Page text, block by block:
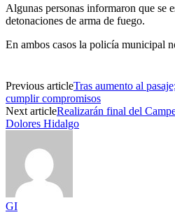
Algunas personas informaron que se
detonaciones de arma de fuego.
En ambos casos la policía municipal
Previous articleTras aumento al
cumplir compromisos
Next articleRealizarán final del
Dolores Hidalgo
GI